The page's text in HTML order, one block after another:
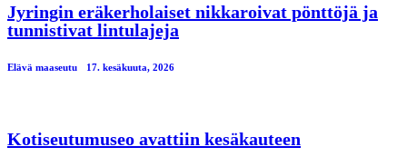
Jyringin eräkerholaiset nikkaroivat pönttöjä ja
tunnistivat lintulajeja
Elävä maaseutu 17. kesäkuuta, 2026
Kotiseutumuseo avattiin kesäkauteen